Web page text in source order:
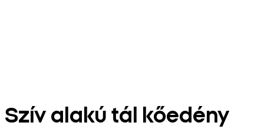
Szív alakú tál kőedény